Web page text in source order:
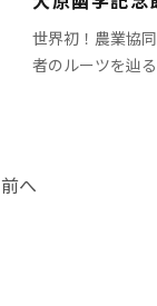
世界初！農業協
者のルーツを辿
前へ